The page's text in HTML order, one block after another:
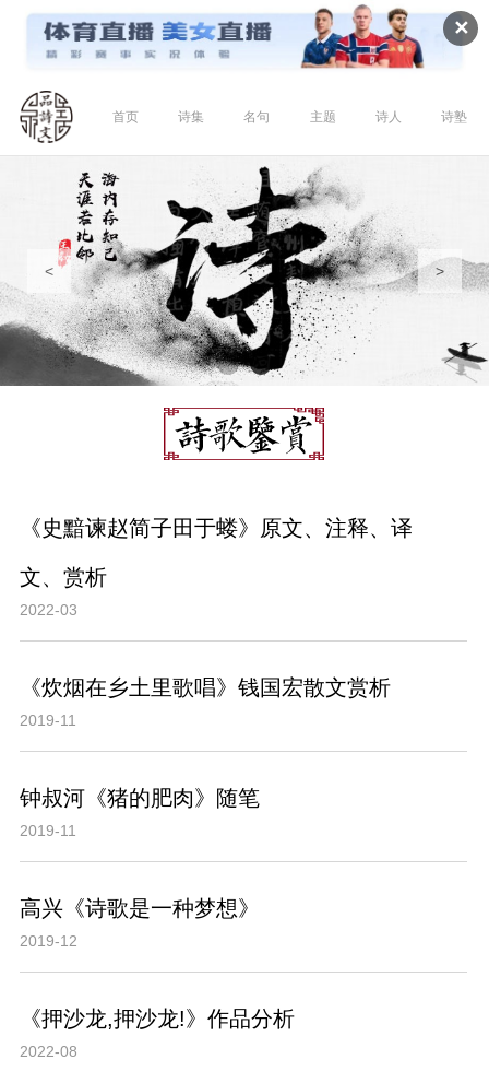
✕
首页 诗集 名句 主题 诗人 诗塾
< >
《史黯谏赵简子田于蝼》原文、注释、译
文、赏析
2022-03
《炊烟在乡土里歌唱》钱国宏散文赏析
2019-11
钟叔河《猪的肥肉》随笔
2019-11
高兴《诗歌是一种梦想》
2019-12
《押沙龙,押沙龙!》作品分析
2022-08